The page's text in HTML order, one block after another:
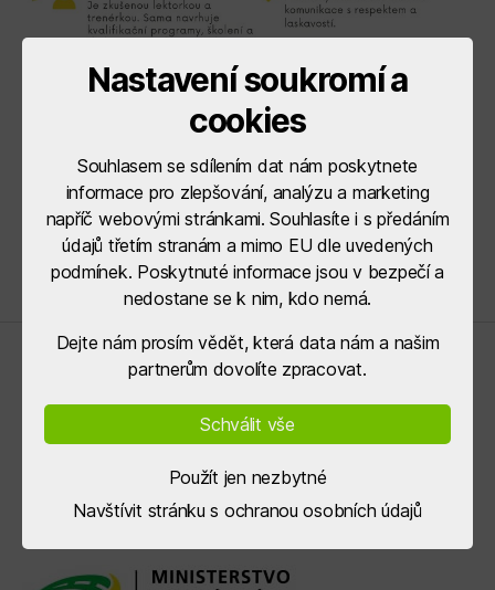
Řídící orgány
Nastavení soukromí a
cookies
Souhlasem se sdílením dat nám poskytnete
informace pro zlepšování, analýzu a marketing
napříč webovými stránkami. Souhlasíte i s předáním
údajů třetím stranám a mimo EU dle uvedených
podmínek. Poskytnuté informace jsou v bezpečí a
nedostane se k nim, kdo nemá.
Dejte nám prosím vědět, která data nám a našim
partnerům dovolíte zpracovat.
Schválit vše
Použít jen nezbytné
Navštívit stránku s ochranou osobních údajů